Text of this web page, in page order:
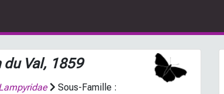
Val, 1859
Sous-Famille :